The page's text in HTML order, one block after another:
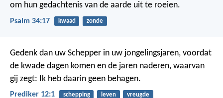
om hun gedachtenis van de aarde uit te roeien.
Psalm 34:17 kwaad zonde
Gedenk dan uw Schepper in uw jongelingsjaren, voordat
de kwade dagen komen en de jaren naderen, waarvan
gij zegt: Ik heb daarin geen behagen.
Prediker 12:1 schepping leven vreugde